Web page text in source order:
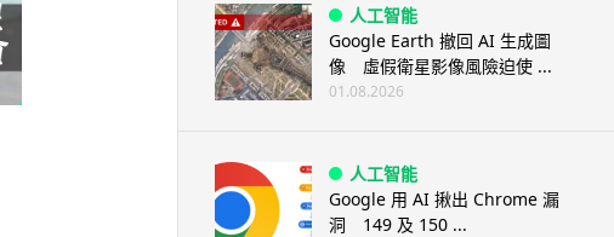
人工智能
Google Earth 撤回 AI 生成圖
像 虛假衛星影像風險迫使 ...
01.08.2026
人工智能
Google 用 AI 揪出 Chrome 漏
洞 149 及 150 ...